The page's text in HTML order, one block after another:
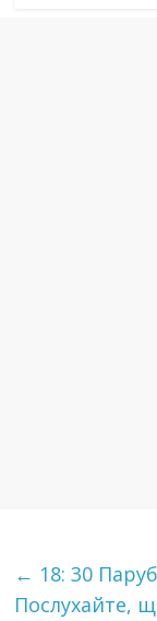
← 18: 30
Послухайте,